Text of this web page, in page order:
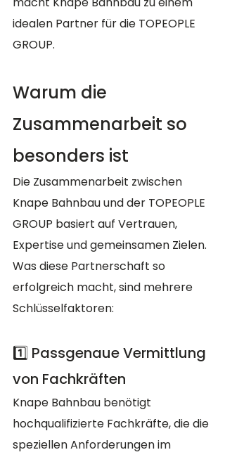
idealen Partner für die TOPEOPLE
GROUP.
Warum die
Zusammenarbeit so
besonders ist
Die Zusammenarbeit zwischen
Knape Bahnbau und der TOPEOPLE
GROUP basiert auf Vertrauen,
Expertise und gemeinsamen Zielen.
Was diese Partnerschaft so
erfolgreich macht, sind mehrere
Schlüsselfaktoren:
1️⃣ Passgenaue Vermittlung
von Fachkräften
Knape Bahnbau benötigt
hochqualifizierte Fachkräfte, die die
speziellen Anforderungen im